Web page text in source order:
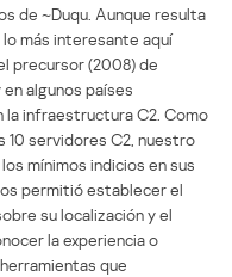
de ~Duqu. Aunque resulta
más interesante aquí
precursor (2008) de
algunos países
la infraestructura C2. Como
10 servidores C2, nuestro
mínimos indicios en sus
permitió establecer el
su localización y el
la experiencia o
que